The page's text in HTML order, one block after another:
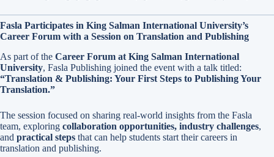
Fasla Participates in King Salman International University’s
Career Forum with a Session on Translation and Publishing
As part of the Career Forum at King Salman International
University, Fasla Publishing joined the event with a talk titled:
“Translation & Publishing: Your First Steps to Publishing Your
Translation.”
The session focused on sharing real-world insights from the Fasla
team, exploring collaboration opportunities, industry challenges,
and practical steps that can help students start their careers in
translation and publishing.